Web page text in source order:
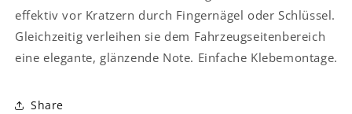
Abdeckung
Abdeckung
effektiv vor Kratzern durch Fingernägel oder Schlüssel.
Gleichzeitig verleihen sie dem Fahrzeugseitenbereich
eine elegante, glänzende Note. Einfache Klebemontage.
Share